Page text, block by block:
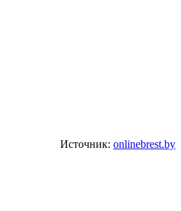
Источник: onlinebrest.by